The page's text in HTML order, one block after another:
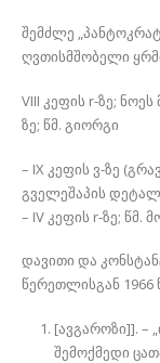
შემძლე
ღვთისმშობელი
VIII კეფის r-ზე;
ზე; წმ. გიორგი
– IX კეფის ვ-ზე
გველეშაპის
– IV კეფის r-ზე; წმ.
დავითი და
წერეთლისგან 1966
[ავგაროზი]]. –
შემოქმედი